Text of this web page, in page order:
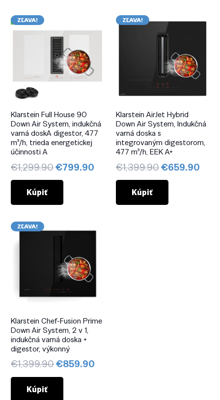
ZĽAVA!
Klarstein Full House 90
Down Air System, indukčná
varná doskA digestor, 477
m³/h, trieda energetickej
účinnosti A
€1,299.90Pôvodná
cena
€1,299.90.
€799.90 Aktuálna
€799.90.
Kúpiť
ZĽAVA!
Klarstein AirJet Hybrid
Down Air System, Indukčná
varná doska s
integrovaným digestorom,
477 m³/h, EEK A+
€1,399.90Pôvodná
cena
€1,399.90.
€659.90
Kúpiť
ZĽAVA!
Klarstein Chef-Fusion Prime
Down Air System, 2 v 1,
indukčná varná doska +
digestor, výkonný
€1,399.90Pôvodná
cena
€859.90
Kúpiť